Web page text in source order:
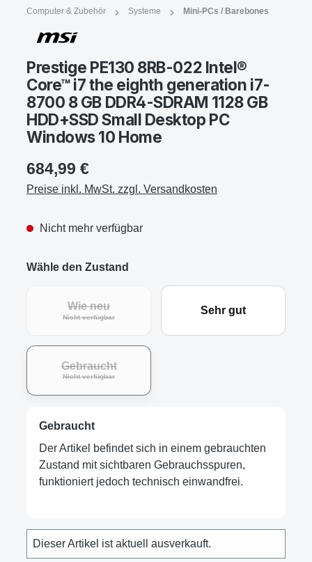
Computer & Zubehör Systeme Mini-PCs / Barebones
Prestige PE130 8RB-022 Intel®
Core™ i7 the eighth generation i7-
8700 8 GB DDR4-SDRAM 1128 GB
HDD+SSD Small Desktop PC
Windows 10 Home
684,99 €
Preise inkl. MwSt. zzgl. Versandkosten
Nicht mehr verfügbar
Wähle den Zustand
Wie neu
Nicht verfügbar
Sehr gut
Gebraucht
Nicht verfügbar
Gebraucht
Der Artikel befindet sich in einem gebrauchten
Zustand mit sichtbaren Gebrauchsspuren,
funktioniert jedoch technisch einwandfrei.
Dieser Artikel ist aktuell ausverkauft.